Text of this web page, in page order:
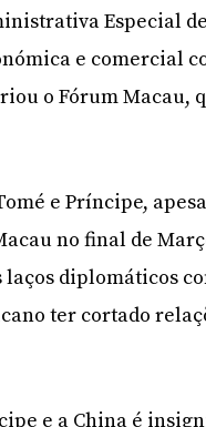
Especial
e comercial
o Fórum Macau,
e Príncipe,
no final de
diplomáticos
ter cortado
e a China é